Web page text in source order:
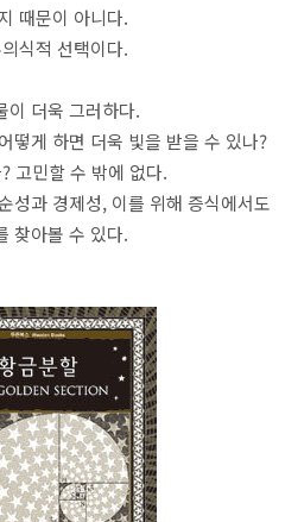
때문이 아니다.
식적 선택이다.
이 더욱 그러하다.
떻게 하면 더욱 빛을 받을 수 있나?
고민할 수 밖에 없다.
성과 경제성, 이를 위해 증식에서도
찾아볼 수 있다.